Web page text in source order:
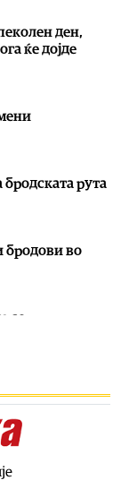
ден,
ќе дојде
рута
бродови во
сo
го намалува
на